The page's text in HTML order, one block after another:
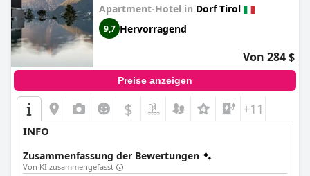
Apartment-Hotel in Dorf Tirol
9,7 Hervorragend
Von 284 $
Preise anzeigen
$ +11
INFO
Zusammenfassung der Bewertungen
Von KI zusammengefasst